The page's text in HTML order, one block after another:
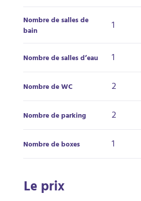
Nombre de salles de
bain 1
Nombre de salles d’eau 1
Nombre de WC 2
Nombre de parking 2
Nombre de boxes 1
Le prix